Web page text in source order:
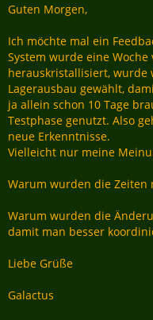
Guten Morgen,
Ich möchte mal ein
System wurde eine
herauskristallisiert, wurde
Lagerausbau gewählt,
ja allein schon 10 Tage
Testphase genutzt. Also
neue Erkenntnisse.
Vielleicht nur meine
Warum wurden die Zeiten
Warum wurden die
damit man besser
Liebe Grüße
Galactus